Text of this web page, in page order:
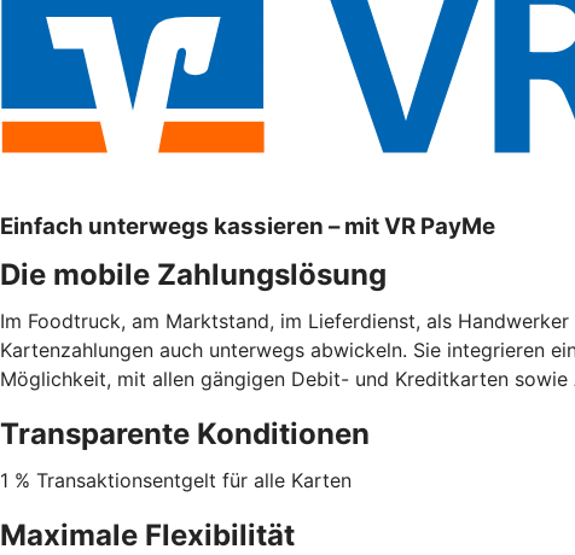
Einfach unterwegs kassieren – mit VR PayMe
Die mobile Zahlungslösung
Im Foodtruck, am Marktstand, im Lieferdienst, als
Kartenzahlungen auch unterwegs abwickeln. Sie integrieren
Möglichkeit, mit allen gängigen Debit- und Kreditkarten sowie
Transparente Konditionen
1 % Transaktionsentgelt für alle Karten
Maximale Flexibilität